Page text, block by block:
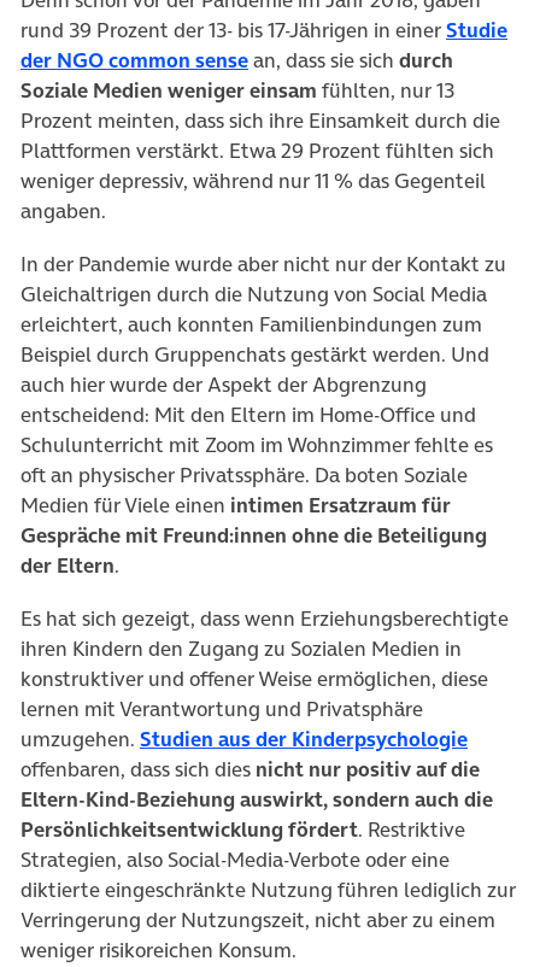
rund 39 Prozent der 13- bis 17-Jährigen in einerStudie
der NGO common sense(öffnet in neuem Tab)
an, dass sie sich durch
Soziale Medien weniger einsam fühlten, nur 13
Prozent meinten, dass sich ihre Einsamkeit durch die
Plattformen verstärkt. Etwa 29 Prozent fühlten sich
weniger depressiv, während nur 11 % das Gegenteil
angaben.
In der Pandemie wurde aber nicht nur der Kontakt zu
Gleichaltrigen durch die Nutzung von Social Media
erleichtert, auch konnten Familienbindungen zum
Beispiel durch Gruppenchats gestärkt werden. Und
auch hier wurde der Aspekt der Abgrenzung
entscheidend: Mit den Eltern im Home-Office und
Schulunterricht mit Zoom im Wohnzimmer fehlte es
oft an physischer Privatssphäre. Da boten Soziale
Medien für Viele einen intimen Ersatzraum für
Gespräche mit Freund:innen ohne die Beteiligung
der Eltern.
Es hat sich gezeigt, dass wenn Erziehungsberechtigte
ihren Kindern den Zugang zu Sozialen Medien in
konstruktiver und offener Weise ermöglichen, diese
lernen mit Verantwortung und Privatsphäre
umzugehen. Studien aus der Kinderpsychologie(öffnet
offenbaren, dass sich dies nicht nur positiv auf die
Eltern-Kind-Beziehung auswirkt, sondern auch die
Persönlichkeitsentwicklung fördert. Restriktive
Strategien, also Social-Media-Verbote oder eine
diktierte eingeschränkte Nutzung führen lediglich zur
Verringerung der Nutzungszeit, nicht aber zu einem
weniger risikoreichen Konsum.